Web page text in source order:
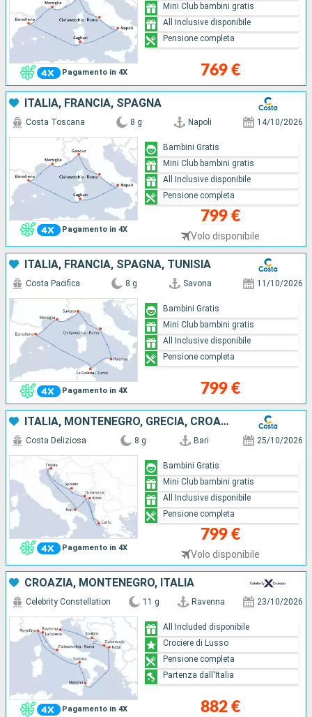
Pagamento in 4X 769 €
Mini Club bambini gratis
All Inclusive disponibile
Pensione completa
ITALIA, FRANCIA, SPAGNA
Pagamento in 4X
Costa Toscana 8 g Napoli 14/10/2026
799 €
Volo disponibile
Bambini Gratis
Mini Club bambini gratis
All Inclusive disponibile
Pensione completa
ITALIA, FRANCIA, SPAGNA, TUNISIA
Pagamento in 4X
Costa Pacifica 8 g Savona 11/10/2026
799 €
Bambini Gratis
Mini Club bambini gratis
All Inclusive disponibile
Pensione completa
ITALIA, MONTENEGRO, GRECIA, CROAZIA
Pagamento in 4X
Costa Deliziosa 8 g Bari 25/10/2026
799 €
Volo disponibile
Bambini Gratis
Mini Club bambini gratis
All Inclusive disponibile
Pensione completa
CROAZIA, MONTENEGRO, ITALIA
Pagamento in 4X
Celebrity Constellation 11 g Ravenna 23/10/2026
882 €
All Included disponibile
Crociere di Lusso
Pensione completa
Partenza dall'Italia